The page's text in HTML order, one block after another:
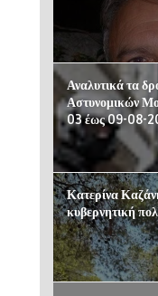
Αναλυτικά τα
Αστυνομικών
03 έως 09-08-
Κατερίνα
κυβερνητική